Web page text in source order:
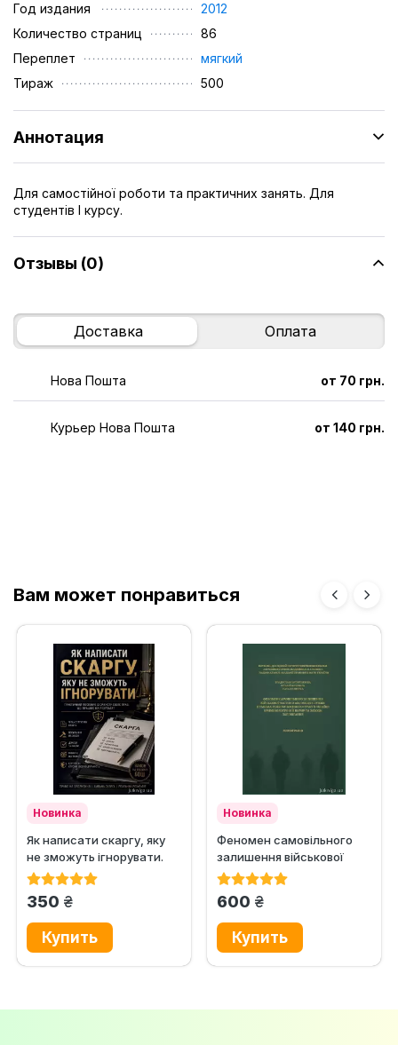
Год издания
2012
Количество страниц
86
Переплет
мягкий
Тираж
500
Аннотация
Для самостійної роботи та практичних занять. Для
студентів І курсу.
Отзывы (0)
Доставка Оплата
Нова Пошта от 70 грн.
Курьер Нова Пошта от 140 грн.
Вам может понравиться
Новинка
Як написати скаргу, яку
не зможуть ігнорувати.
Практичний посібник із...
350 грн.
Новинка
Феномен самовільного
залишення військової
частини або місця служби
600 грн.